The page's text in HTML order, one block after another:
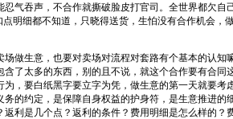
气吞声，不合作就撕破脸皮打官司。全世界都欠自
明细都不知道，只晓得送货，生怕没有合作机会，
生意，也要对卖场对流程对套路有个基本的认知
了太多的东西，别的且不说，就这个合作要有合同
，要白纸黑字要立字为凭，做生意的第一天就要考
的约定，是保障自身权益的护身符，是生意推进的
利是几个点？返利的条件？费用明细是怎么样的？